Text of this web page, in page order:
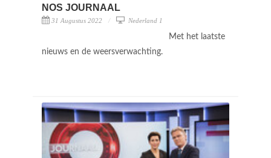
NOS JOURNAAL
31 Augustus 2022 Nederland 1
Met het laatste
nieuws en de weersverwachting.